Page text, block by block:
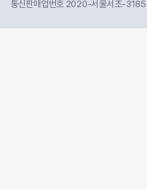
통신판매업번호 2020-서울서초-3185